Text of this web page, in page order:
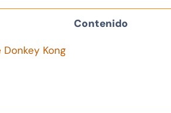
Contenido
Kong